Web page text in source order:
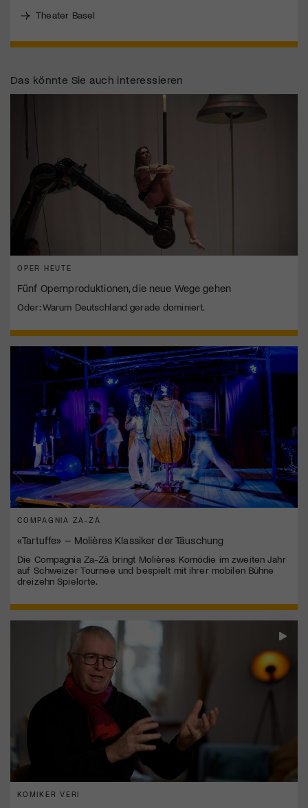
Theater Basel
Das könnte Sie auch interessieren
OPER HEUTE
Fünf Opernproduktionen, die neue Wege gehen
Oder: Warum Deutschland gerade dominiert.
COMPAGNIA ZA-ZÀ
«Tartuffe» – Molières Klassiker der Täuschung
Die Compagnia Za-Zà bringt Molières Komödie im zweiten Jahr
auf Schweizer Tournee und bespielt mit ihrer mobilen Bühne
dreizehn Spielorte.
KOMIKER VERI